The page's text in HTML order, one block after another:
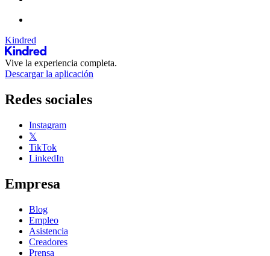
Kindred
Vive la experiencia completa.
Descargar la aplicación
Redes sociales
Instagram
𝕏
TikTok
LinkedIn
Empresa
Blog
Empleo
Asistencia
Creadores
Prensa